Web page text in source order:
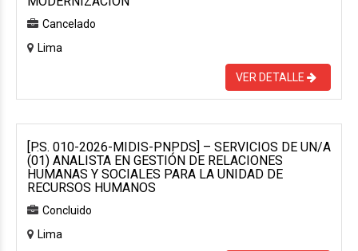
Cancelado
Lima
VER DETALLE
[P.S. 010-2026-MIDIS-PNPDS] – SERVICIOS DE UN/A
(01) ANALISTA EN GESTIÓN DE RELACIONES
HUMANAS Y SOCIALES PARA LA UNIDAD DE
RECURSOS HUMANOS
Concluido
Lima